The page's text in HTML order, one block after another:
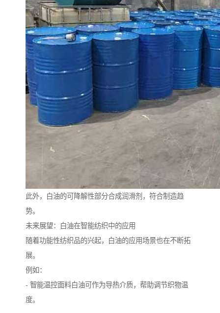
此外，白油的可降解性部分合成润滑剂，符合制造趋
势。
未来展望：白油在智能纺织中的应用
随着功能性纺织品的兴起，白油的应用场景也在不断拓
展。
例如：
- 智能温控面料白油可作为导热介质，帮助调节织物温
度。